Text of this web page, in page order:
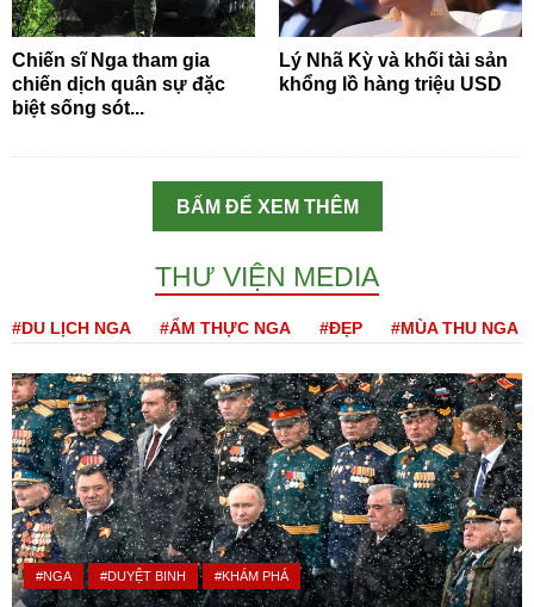
Chiến sĩ Nga tham gia
chiến dịch quân sự đặc
biệt sống sót...
Lý Nhã Kỳ và khối tài sản
khổng lồ hàng triệu USD
BẤM ĐỂ XEM THÊM
THƯ VIỆN MEDIA
#DU LỊCH NGA #ẨM THỰC NGA #ĐẸP #MÙA THU NGA
#NGA #DUYỆT BINH #KHÁM PHÁ